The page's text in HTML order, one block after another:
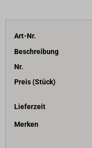
Art-Nr.
Beschreibung
Nr.
Preis (Stück)
Lieferzeit
Merken